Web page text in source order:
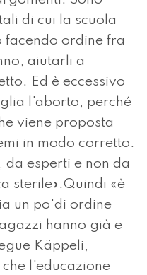
di cui la scuola
facendo ordine fra
aiutarli a
Ed è eccessivo
l'aborto, perché
viene proposta
in modo corretto.
esperti e non da
sterile».Quindi «è
un po'di ordine
hanno già e
Käppeli,
l'educazione